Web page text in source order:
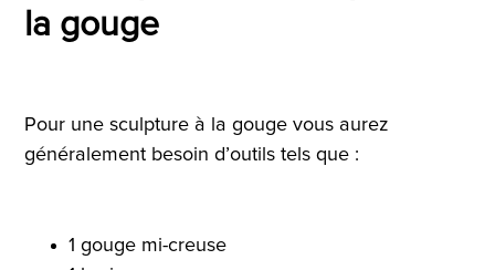
la gouge
Pour une sculpture à la gouge vous aurez
généralement besoin d’outils tels que :
1 gouge mi-creuse